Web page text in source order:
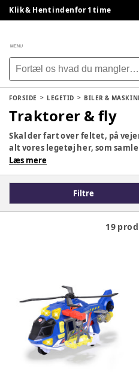
Klik & Hent indenfor 1 time
MENU
FORSIDE LEGETID BILER &
Traktorer & fly
Skal der fart over feltet, på
alt vores legetøj her, som
Læs mere
Filtre
19